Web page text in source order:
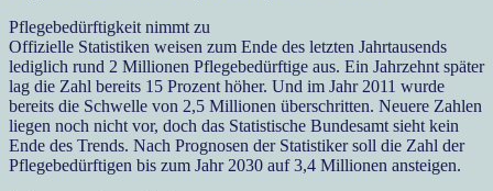
Pflegebedürftigkeit nimmt zu
Offizielle Statistiken weisen zum Ende des letzten Jahrtausends
lediglich rund 2 Millionen Pflegebedürftige aus. Ein Jahrzehnt später
lag die Zahl bereits 15 Prozent höher. Und im Jahr 2011 wurde
bereits die Schwelle von 2,5 Millionen überschritten. Neuere Zahlen
liegen noch nicht vor, doch das Statistische Bundesamt sieht kein
Ende des Trends. Nach Prognosen der Statistiker soll die Zahl der
Pflegebedürftigen bis zum Jahr 2030 auf 3,4 Millionen ansteigen.